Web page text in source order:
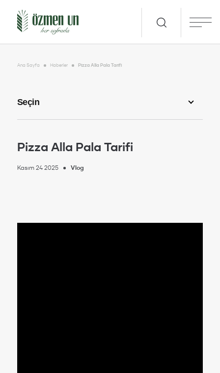
Ana Sayfa Haberler Pizza Alla Pala Tarifi
Pizza Alla Pala Tarifi
Kasım 24 2025 Vlog